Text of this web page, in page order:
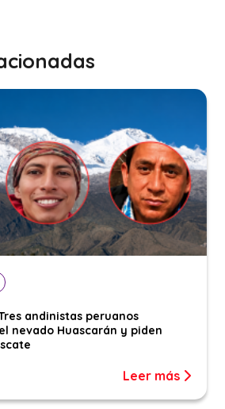
andinistas peruanos
nevado Huascarán y piden
Leer más